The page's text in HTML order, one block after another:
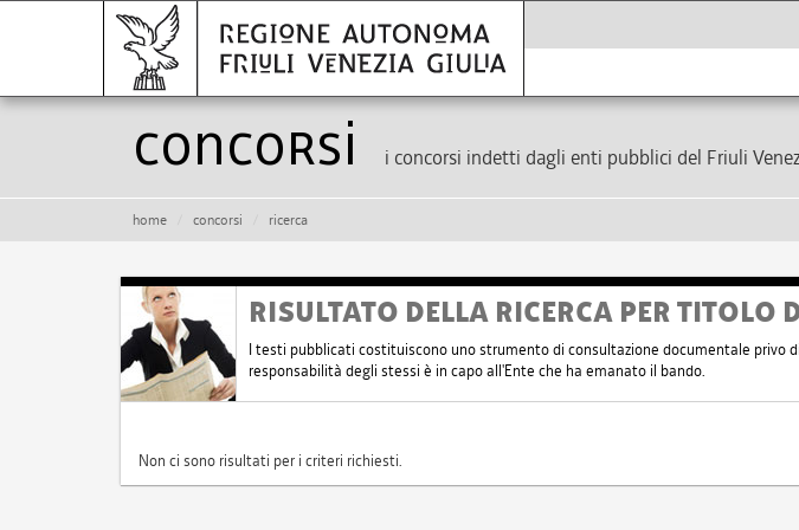
Concorsi i concorsi indetti dagli enti pubblici del Friuli
home concorsi ricerca
RISULTATO DELLA RICERCA PER TITOLO
I testi pubblicati costituiscono uno strumento di consultazione documentale privo
responsabilità degli stessi è in capo all'Ente che ha emanato il bando.
Non ci sono risultati per i criteri richiesti.